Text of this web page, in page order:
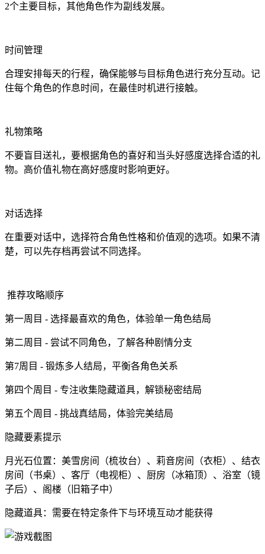
2个主要目标，其他角色作为副线发展。
时间管理
合理安排每天的行程，确保能够与目标角色进行充分互动。记
住每个角色的作息时间，在最佳时机进行接触。
礼物策略
不要盲目送礼，要根据角色的喜好和当头好感度选择合适的礼
物。高价值礼物在高好感度时影响更好。
对话选择
在重要对话中，选择符合角色性格和价值观的选项。如果不清
楚，可以先存档再尝试不同选择。
推荐攻略顺序
第一周目 - 选择最喜欢的角色，体验单一角色结局
第二周目 - 尝试不同角色，了解各种剧情分支
第7周目 - 锻炼多人结局，平衡各角色关系
第四个周目 - 专注收集隐藏道具，解锁秘密结局
第五个周目 - 挑战真结局，体验完美结局
隐藏要素提示
月光石位置：美雪房间（梳妆台）、莉音房间（衣柜）、结衣
房间（书桌）、客厅（电视柜）、厨房（冰箱顶）、浴室（镜
子后）、阁楼（旧箱子中）
隐藏道具：需要在特定条件下与环境互动才能获得